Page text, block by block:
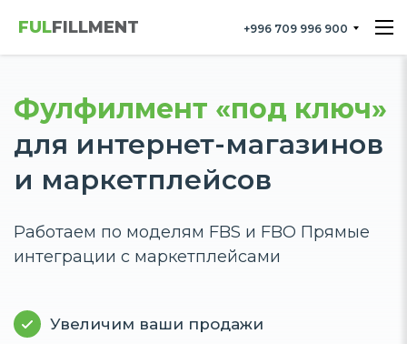
FULFILLMENT +996 709 996 900
Фулфилмент «под ключ»
для интернет-магазинов
и маркетплейсов
Работаем по моделям FBS и FBO Прямые
интеграции c маркетплейсами
Увеличим ваши продажи​